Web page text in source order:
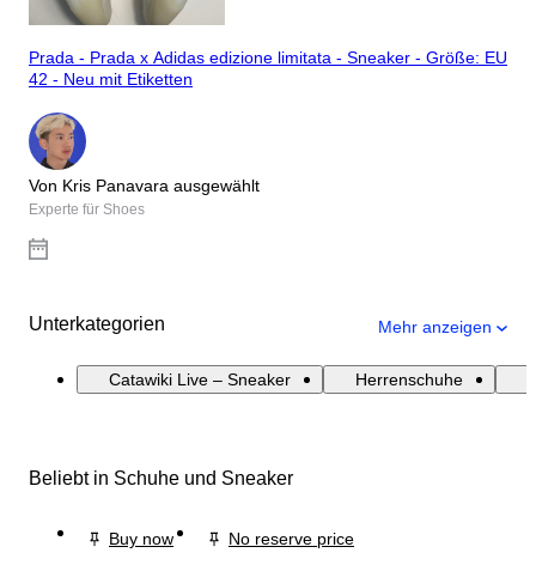
Prada - Prada x Adidas edizione limitata - Sneaker - Größe: EU
42 - Neu mit Etiketten
Von Kris Panavara ausgewählt
Experte für Shoes
Unterkategorien Mehr anzeigen
Catawiki Live – Sneaker Herrenschuhe
Beliebt in Schuhe und Sneaker
Buy now
No reserve price